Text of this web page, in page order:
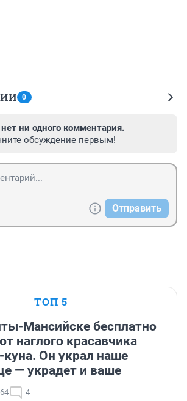
0
ни одного комментария.
обсуждение первым!
Отправить
ТОП 5
Мансийске бесплатно
наглого красавчика
Он украл наше
— украдет и ваше
4